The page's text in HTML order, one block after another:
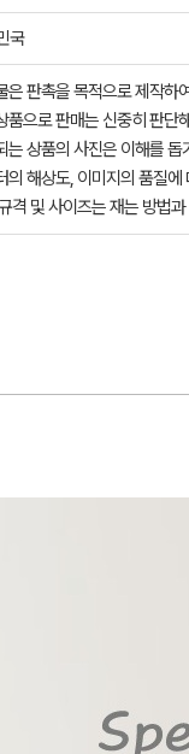
국
은 판촉을 목적으로 제작하
품으로 판매는 신중히 판단
는 상품의 사진은 이해를
의 해상도, 이미지의 품질
격 및 사이즈는 재는 방법